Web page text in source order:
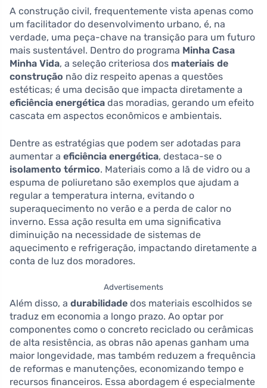
A construção civil, frequentemente vista apenas como
um facilitador do desenvolvimento urbano, é, na
verdade, uma peça-chave na transição para um futuro
mais sustentável. Dentro do programa Minha Casa
Minha Vida, a seleção criteriosa dos materiais de
construção não diz respeito apenas a questões
estéticas; é uma decisão que impacta diretamente a
eficiência energética das moradias, gerando um efeito
cascata em aspectos econômicos e ambientais.
Dentre as estratégias que podem ser adotadas para
aumentar a eficiência energética, destaca-se o
isolamento térmico. Materiais como a lã de vidro ou a
espuma de poliuretano são exemplos que ajudam a
regular a temperatura interna, evitando o
superaquecimento no verão e a perda de calor no
inverno. Essa ação resulta em uma significativa
diminuição na necessidade de sistemas de
aquecimento e refrigeração, impactando diretamente a
conta de luz dos moradores.
Advertisements
Além disso, a durabilidade dos materiais escolhidos se
traduz em economia a longo prazo. Ao optar por
componentes como o concreto reciclado ou cerâmicas
de alta resistência, as obras não apenas ganham uma
maior longevidade, mas também reduzem a frequência
de reformas e manutenções, economizando tempo e
recursos financeiros. Essa abordagem é especialmente